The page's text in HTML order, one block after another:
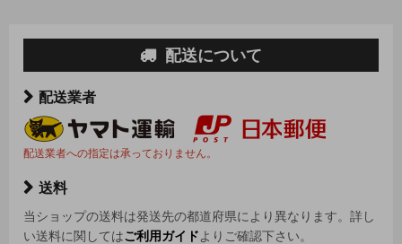
配送について
配送業者
配送業者への指定は承っておりません。
送料
当ショップの送料は発送先の都道府県により異なります。詳し
い送料に関してはご利用ガイドよりご確認下さい。